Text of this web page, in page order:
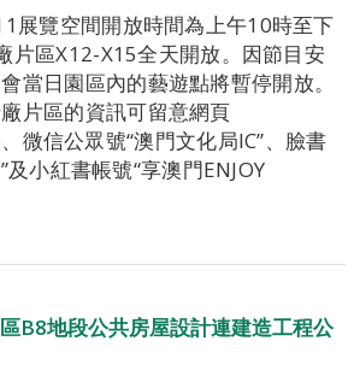
展覽空間開放時間為上午10時至下
片區X12-X15全天開放。因節目安
當日園區內的藝遊點將暫停開放。
片區的資訊可留意網頁
微信公眾號“澳門文化局IC”、臉書
小紅書帳號“享澳門ENJOY
B8地段公共房屋設計連建造工程公